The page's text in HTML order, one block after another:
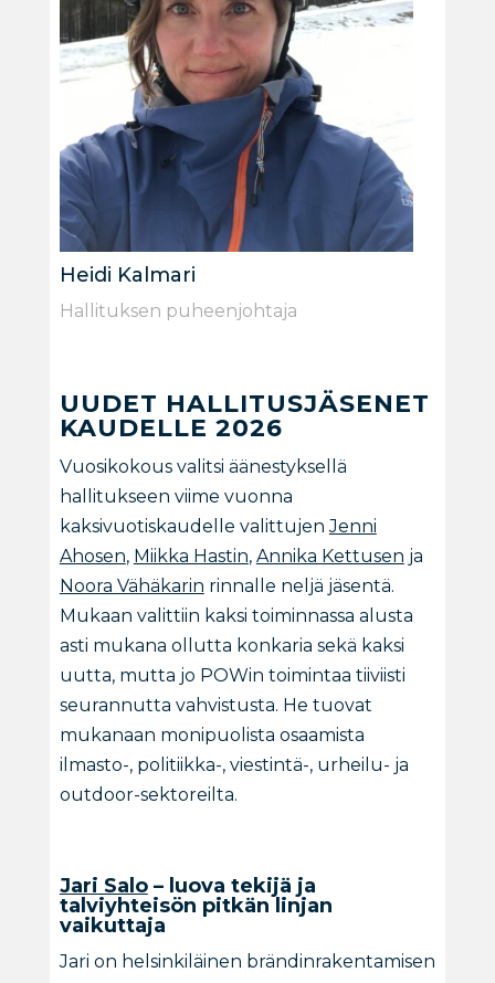
Heidi Kalmari
Hallituksen puheenjohtaja
UUDET HALLITUSJÄSENET
KAUDELLE 2026
Vuosikokous valitsi äänestyksellä
hallitukseen viime vuonna
kaksivuotiskaudelle valittujenJenni
Ahosen, Miikka Hastin, Annika Kettusen ja
Noora Vähäkarin rinnalle neljä jäsentä.
Mukaan valittiin kaksi toiminnassa alusta
asti mukana ollutta konkaria sekä kaksi
uutta, mutta jo POWin toimintaa tiiviisti
seurannutta vahvistusta. He tuovat
mukanaan monipuolista osaamista
ilmasto-, politiikka-, viestintä-, urheilu- ja
outdoor-sektoreilta.
Jari Salo– luova tekijä ja
talviyhteisön pitkän linjan
vaikuttaja
Jari on helsinkiläinen brändinrakentamisen